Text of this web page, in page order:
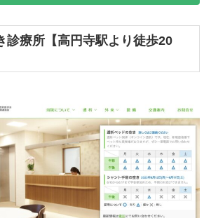
診療所【高円寺駅より徒歩20